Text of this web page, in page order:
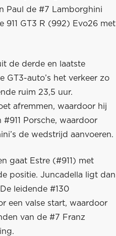
Paul de #7 Lamborghini
911 GT3 R (992) Evo26 met
de derde en laatste
GT3-auto’s het verkeer zo
ruim 23,5 uur.
afremmen, waardoor hij
Porsche, waardoor
de wedstrijd aanvoeren.
gaat Estre (#911) met
positie. Juncadella ligt dan
leidende #130
een valse start, waardoor
van de #7 Franz